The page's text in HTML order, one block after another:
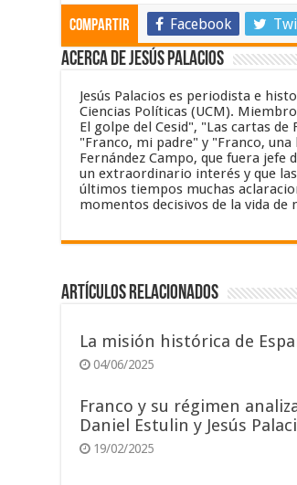
Compartir Facebook
Acerca de Jesús Palacios
Jesús Palacios es periodista e
Ciencias Políticas (UCM).
El golpe del Cesid", "Las cartas
"Franco, mi padre" y "Franco, una
Fernández Campo, que fuera jefe
un extraordinario interés y que
últimos tiempos muchas
momentos decisivos de la vida de
Artículos relacionados
La misión histórica de
04/06/2025
Franco y su régimen
Daniel Estulin y Jesús
19/02/2025